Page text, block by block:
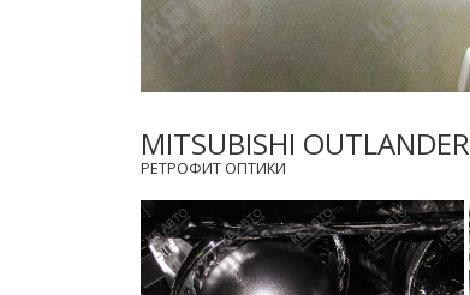
MITSUBISHI OUTLANDER
РЕТРОФИТ ОПТИКИ